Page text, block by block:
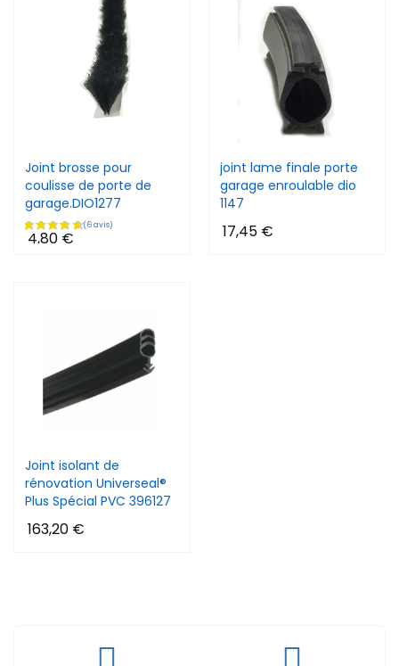
Joint brosse pour
coulisse de porte de
garage.DIO1277
4,80 €
joint lame finale porte
garage enroulable dio
1147
17,45 €
Joint isolant de
rénovation Universeal®
Plus Spécial PVC 396127
163,20 €